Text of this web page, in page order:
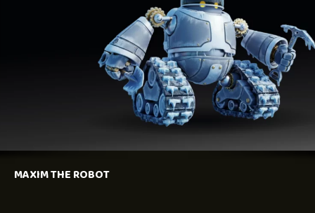
MAXIM THE ROBOT